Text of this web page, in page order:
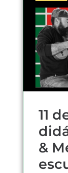
11
&